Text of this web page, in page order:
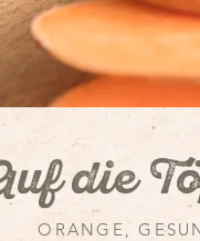
die
ORANGE,